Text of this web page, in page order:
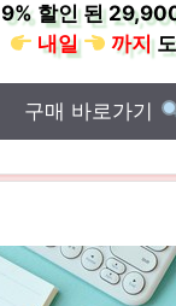
9%할인 된
내일
까지
구매 바로가기